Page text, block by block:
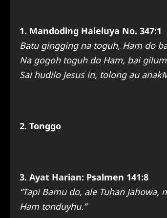
1. Mandoding Haleluya No. 347:1
Batu gingging na toguh, Ham do
Na gogoh toguh do Ham, bai
Sai hudilo Jesus in, tolong au
2. Tonggo
3. Ayat Harian: Psalmen 141:8
“Tapi Bamu do, ale Tuhan
Ham tonduyhu.”